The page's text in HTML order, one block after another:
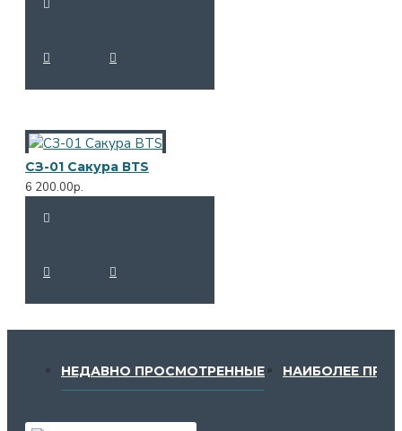
СЗ-01 Сакура ВТS
6 200.00р.
НЕДАВНО ПРОСМОТРЕННЫЕ НАИБОЛЕЕ